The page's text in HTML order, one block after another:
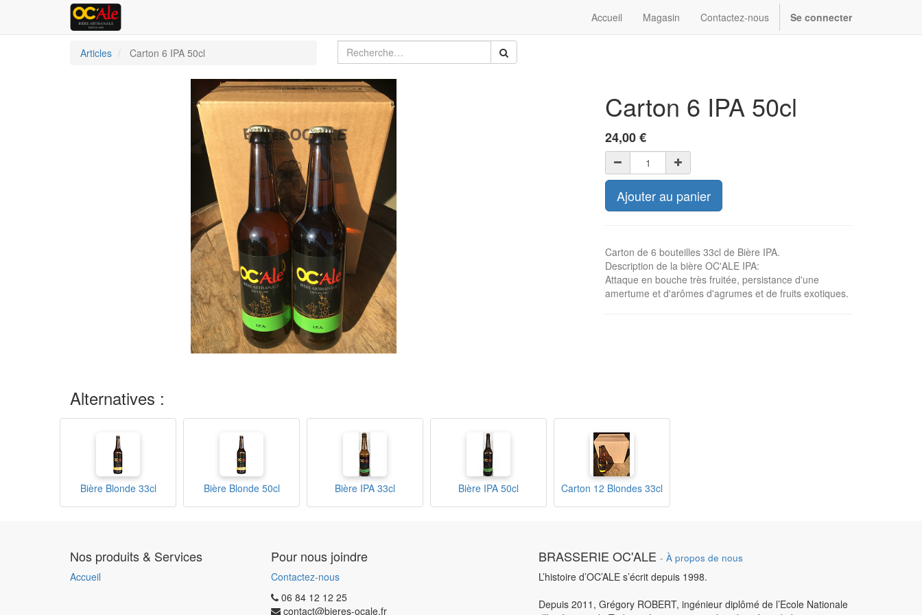
Accueil Magasin Contactez-nous Se connecter
Articles Carton 6 IPA 50cl
Carton 6 IPA 50cl
24,00€
Ajouter au panier
Carton de 6 bouteilles 33cl de Bière IPA.
Description de la bière OC'ALE IPA:
Attaque en bouche très fruitée, persistance d'une
amertume et d'arômes d'agrumes et de fruits exotiques.
Alternatives :
Bière Blonde 33cl Bière Blonde 50cl Bière IPA 33cl Bière IPA 50cl Carton 12 Blondes 33cl
Nos produits & Services
Accueil
Pour nous joindre
Contactez-nous
06 84 12 12 25
contact@bieres-ocale.fr
BRASSERIE OC'ALE - À propos de nous
L’histoire d’OC’ALE s’écrit depuis 1998.
Depuis 2011, Grégory ROBERT, ingénieur diplômé de l’Ecole Nationale